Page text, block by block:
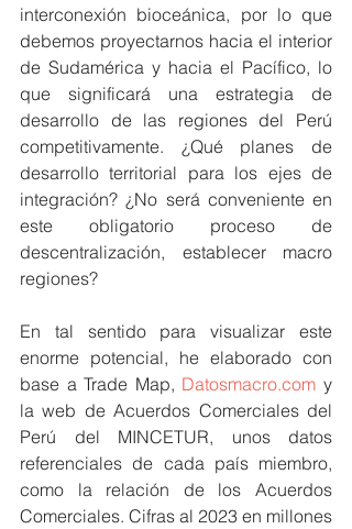
interconexión bioceánica, por lo que
debemos proyectarnos hacia el interior
de Sudamérica y hacia el Pacífico, lo
que significará una estrategia de
desarrollo de las regiones del Perú
competitivamente. ¿Qué planes de
desarrollo territorial para los ejes de
integración? ¿No será conveniente en
este obligatorio proceso de
descentralización, establecer macro
regiones?
En tal sentido para visualizar este
enorme potencial, he elaborado con
base a Trade Map, Datosmacro.com y
la web de Acuerdos Comerciales del
Perú del MINCETUR, unos datos
referenciales de cada país miembro,
como la relación de los Acuerdos
Comerciales. Cifras al 2023 en millones